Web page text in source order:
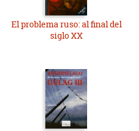
El problema ruso: al final del
siglo XX